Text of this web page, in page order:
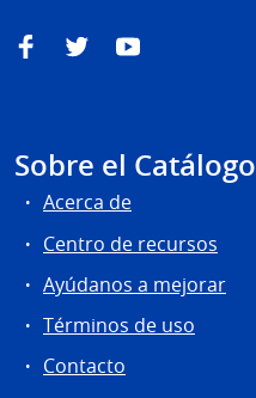
FacebookTwitterYouTube
Sobre el Catálogo
Acerca de
Centro de recursos
Ayúdanos a mejorar
Términos de uso
Contacto